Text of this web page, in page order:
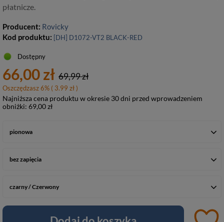
płatnicze.
Producent: Rovicky
Kod produktu: [DH] D1072-VT2 BLACK-RED
Dostępny
66,00 zł 69,99 zł
Oszczędzasz6% ( 3.99 zł )
Najniższa cena produktu w okresie 30 dni przed wprowadzeniem
obniżki: 69,00 zł
pionowa
bez zapięcia
czarny / Czerwony